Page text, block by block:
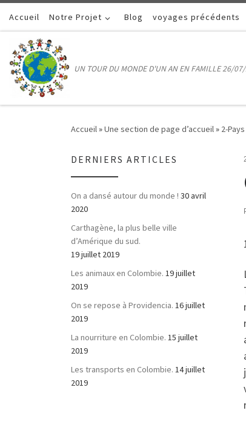
Passer au contenu
Accueil Notre Projet Blog voyages précédents
UN TOUR DU MONDE D'UN AN EN FAMILLE 26/
Accueil»Une section de page d’accueil» 2-Pays
DERNIERS ARTICLES
On a dansé autour du monde ! 30 avril
2020
Carthagène, la plus belle ville
d’Amérique du sud.
19 juillet 2019
Les animaux en Colombie. 19 juillet
2019
On se repose à Providencia. 16 juillet
2019
La nourriture en Colombie. 15 juillet
2019
Les transports en Colombie. 14 juillet
2019